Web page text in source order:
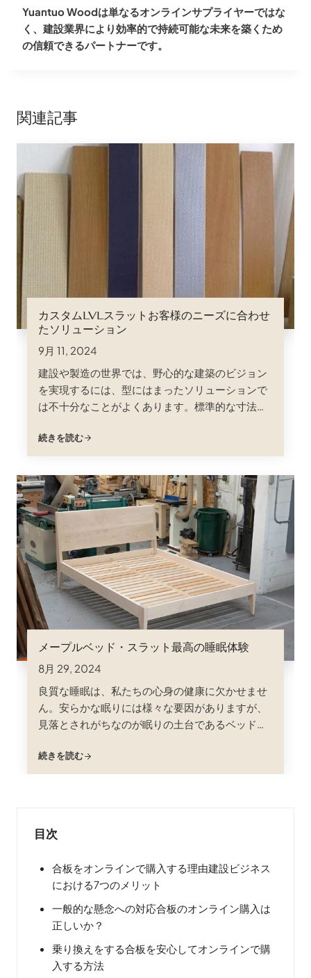
Yuantuo Woodは単なるオンラインサプライヤーではな
く、建設業界により効率的で持続可能な未来を築くため
の信頼できるパートナーです。
関連記事
カスタムLVLスラットお客様のニーズに合わせ
たソリューション
9月 11, 2024
建設や製造の世界では、野心的な建築のビジョン
を実現するには、型にはまったソリューションで
は不十分なことがよくあります。標準的な寸法で
の解決策として登場します。比類のない柔軟性と
精度を提供し、お客様の設計をコンセプトから現
実のものへと変貌させます。ラミネート・ベニ
ア・ランバー（LVL）スラットは、その優れた性
能ですでに高く評価されています；
続きを読む
メープルベッド・スラット最高の睡眠体験
8月 29, 2024
良質な睡眠は、私たちの心身の健康に欠かせませ
ん。安らかな眠りには様々な要因がありますが、
見落とされがちなのが眠りの土台であるベッドス
材のベッドスラットは、その強度、耐久性、自然
の美しさが際立っており、人気のある選択肢とな
続きを読む
目次
合板をオンラインで購入する理由建設ビジネス
における7つのメリット
一般的な懸念への対応合板のオンライン購入は
正しいか？
乗り換えをする合板を安心してオンラインで購
入する方法